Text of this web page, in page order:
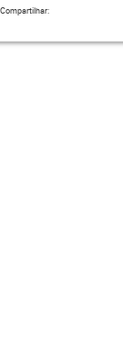
Compartilhar: